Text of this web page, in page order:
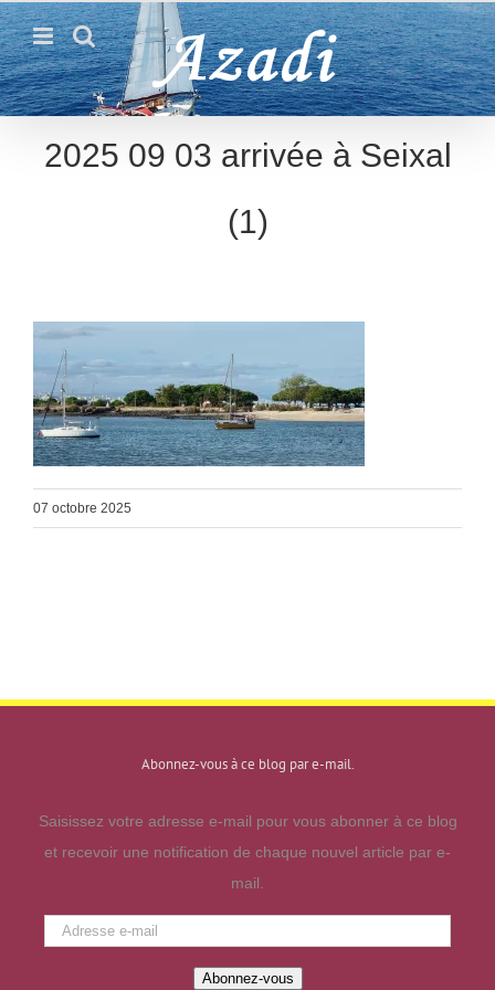
Passer
au
contenu
2025 09 03 arrivée à Seixal
(1)
07 octobre 2025
Abonnez-vous à ce blog par e-mail.
Saisissez votre adresse e-mail pour vous abonner à ce blog
et recevoir une notification de chaque nouvel article par e-
mail.
Adresse
Abonnez-vous